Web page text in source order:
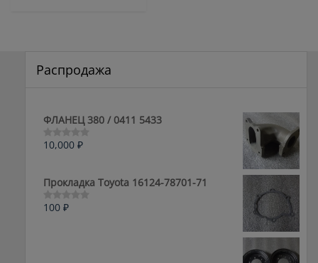
Распродажа
ФЛАНЕЦ 380 / 0411 5433
Оценка
5
10,000 ₽
Прокладка Toyota 16124-78701-71
Оценка
100 ₽